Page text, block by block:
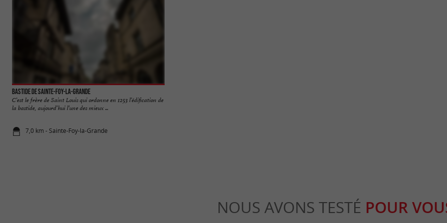
Bastide de Sainte-Foy-la-Grande
C’est le frère de Saint Louis qui ordonne en 1253 l’édification de
la bastide, aujourd’hui l’une des mieux ...
7,0 km - Sainte-Foy-la-Grande
NOUS AVONS TESTÉ POUR